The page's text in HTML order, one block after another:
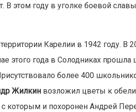
этом году в уголке боевой
Карелии в 1942 году. В
этого года в Солодниках прошла
более 400
Жилкин возложил цветы к
которым и похоронен Андрей